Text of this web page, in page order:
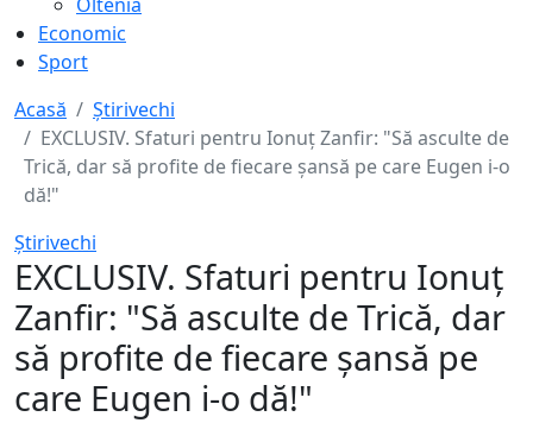
Oltenia
Economic
Sport
Acasă
Știrivechi
EXCLUSIV. Sfaturi pentru Ionuț Zanfir: "Să asculte de
Trică, dar să profite de fiecare șansă pe care Eugen i-o
dă!"
Știrivechi
EXCLUSIV. Sfaturi pentru Ionuț
Zanfir: "Să asculte de Trică, dar
să profite de fiecare șansă pe
care Eugen i-o dă!"